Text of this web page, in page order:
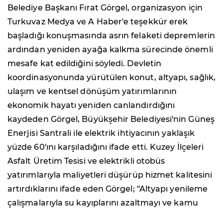
Belediye Başkanı Fırat Görgel, organizasyon için
Turkuvaz Medya ve A Haber'e teşekkür erek
başladığı konuşmasında asrın felaketi depremlerin
ardından yeniden ayağa kalkma sürecinde önemli
mesafe kat edildiğini söyledi. Devletin
koordinasyonunda yürütülen konut, altyapı, sağlık,
ulaşım ve kentsel dönüşüm yatırımlarının
ekonomik hayatı yeniden canlandırdığını
kaydeden Görgel, Büyükşehir Belediyesi'nin Güneş
Enerjisi Santrali ile elektrik ihtiyacının yaklaşık
yüzde 60'ını karşıladığını ifade etti. Kuzey İlçeleri
Asfalt Üretim Tesisi ve elektrikli otobüs
yatırımlarıyla maliyetleri düşürüp hizmet kalitesini
artırdıklarını ifade eden Görgel; "Altyapı yenileme
çalışmalarıyla su kayıplarını azaltmayı ve kamu